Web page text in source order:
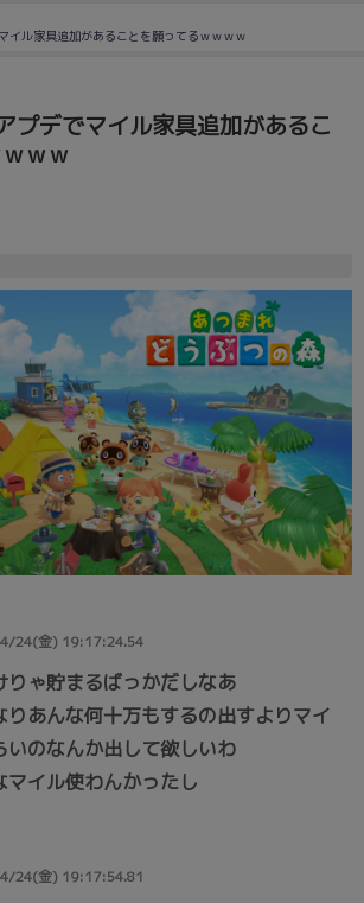
イル家具追加があることを願ってるｗｗｗｗ
プデでマイル家具追加があるこ
ｗｗ
24(金) 19:17:24.54
りゃ貯まるばっかだしなあ
りあんな何十万もするの出すよりマイ
いのなんか出して欲しいわ
マイル使わんかったし
24(金) 19:17:54.81